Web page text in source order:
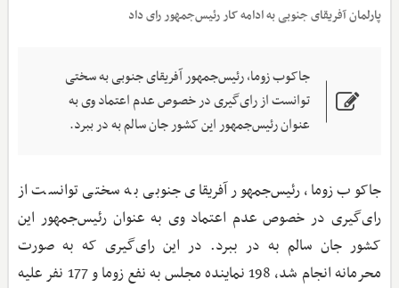
پارلمان آفریقای جنوبی به ادامه کار رئیس‌جمهور رای داد
جاکوب زوما، رئیس‌جمهور آفریقای جنوبی به سختی
توانست از رای‌گیری در خصوص عدم اعتماد وی به
عنوان رئیس‌جمهور این کشور جان سالم به در ببرد.
جاکوب زوما، رئیس‌جمهور آفریقای جنوبی به سختی توانست از
رای‌گیری در خصوص عدم اعتماد وی به عنوان رئیس‌جمهور این
کشور جان سالم به در ببرد. در این رای‌گیری که به صورت
محرمانه انجام شد، 198 نماینده مجلس به نفع زوما و 177 نفر علیه